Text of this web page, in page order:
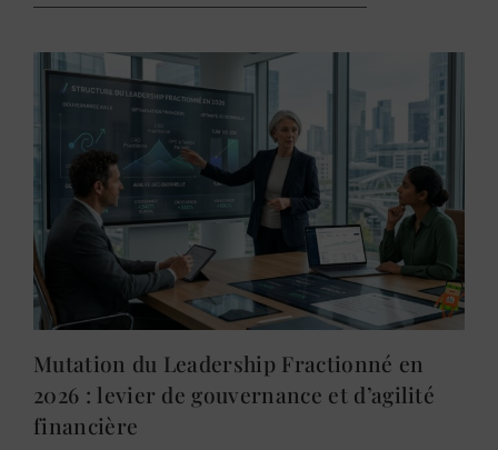
Mutation du Leadership Fractionné en
2026 : levier de gouvernance et d’agilité
financière